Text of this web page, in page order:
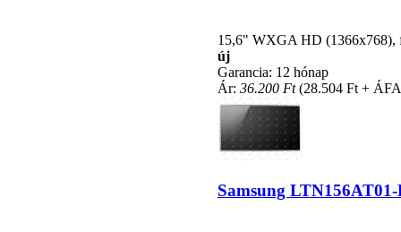
15,6" WXGA HD (1366x768),
új
Garancia: 12 hónap
Ár: 36.200 Ft(28.504 Ft +
Samsung